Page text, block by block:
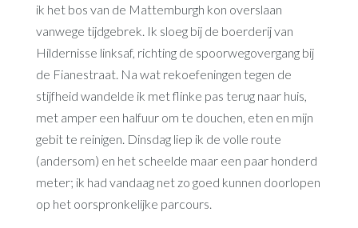
ik het bos van de Mattemburgh kon overslaan
vanwege tijdgebrek. Ik sloeg bij de boerderij van
Hildernisse linksaf, richting de spoorwegovergang bij
de Fianestraat. Na wat rekoefeningen tegen de
stijfheid wandelde ik met flinke pas terug naar huis,
met amper een halfuur om te douchen, eten en mijn
gebit te reinigen. Dinsdag liep ik de volle route
(andersom) en het scheelde maar een paar honderd
meter; ik had vandaag net zo goed kunnen doorlopen
op het oorspronkelijke parcours.